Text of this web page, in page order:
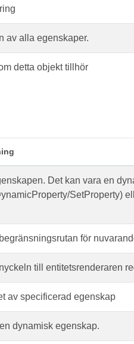
av alla egenskaper.
detta objekt tillhör
Det kan vara en
SetProperty)
för
till entitetsrenderaren
av specificerad egenskap
dynamisk egenskap.